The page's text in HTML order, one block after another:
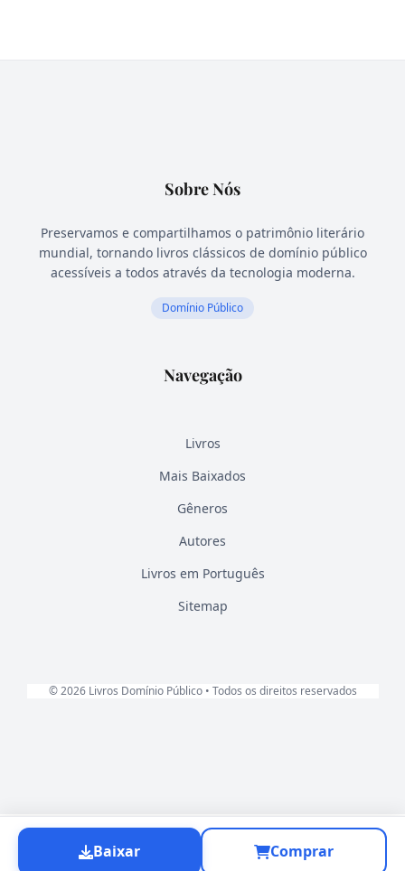
Baixar Comprar
Sobre Nós
Preservamos e compartilhamos o patrimônio literário
mundial, tornando livros clássicos de domínio público
acessíveis a todos através da tecnologia moderna.
Domínio Público
Navegação
Livros
Mais Baixados
Gêneros
Autores
Livros em Português
Sitemap
© 2026 Livros Domínio Público • Todos os direitos reservados